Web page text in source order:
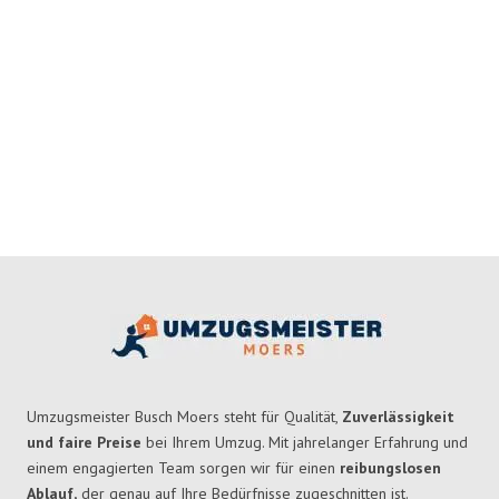
Umzugsmeister Busch Moers steht für Qualität, Zuverlässigkeit
und faire Preise bei Ihrem Umzug. Mit jahrelanger Erfahrung und
einem engagierten Team sorgen wir für einen reibungslosen
Ablauf, der genau auf Ihre Bedürfnisse zugeschnitten ist.